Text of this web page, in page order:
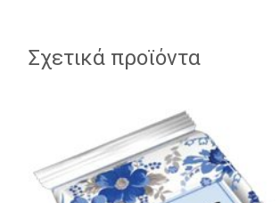
Σχετικά προϊόντα
ADD TO WISHLIST